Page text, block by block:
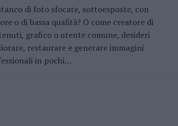
di foto sfocate, sottoesposte, con
o di bassa qualità? O come creatore di
grafico o utente comune, desideri
restaurare e generare immagini
in pochi…